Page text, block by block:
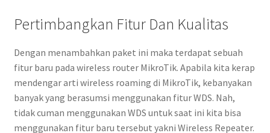
Pertimbangkan Fitur Dan Kualitas
Dengan menambahkan paket ini maka terdapat sebuah
fitur baru pada wireless router MikroTik. Apabila kita kerap
mendengar arti wireless roaming di MikroTik, kebanyakan
banyak yang berasumsi menggunakan fitur WDS. Nah,
tidak cuman menggunakan WDS untuk saat ini kita bisa
menggunakan fitur baru tersebut yakni Wireless Repeater.